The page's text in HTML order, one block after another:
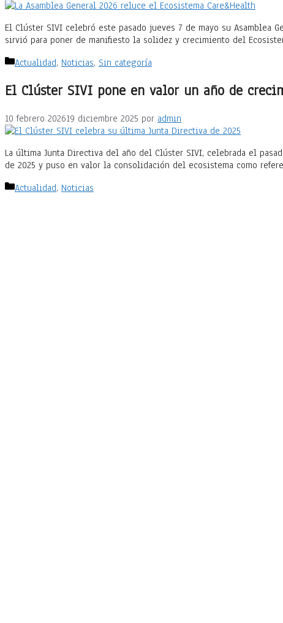
El Clúster SIVI celebró este pasado jueves 7 de mayo su Asamblea
sirvió para poner de manifiesto la solidez y crecimiento del
Categorías
Actualidad, Noticias, Sin categoría
El Clúster SIVI pone en valor un año de
10 febrero 202619 diciembre 2025 por admin
La última Junta Directiva del año del Clúster SIVI, celebrada el
de 2025 y puso en valor la consolidación del ecosistema como
Categorías
Actualidad, Noticias